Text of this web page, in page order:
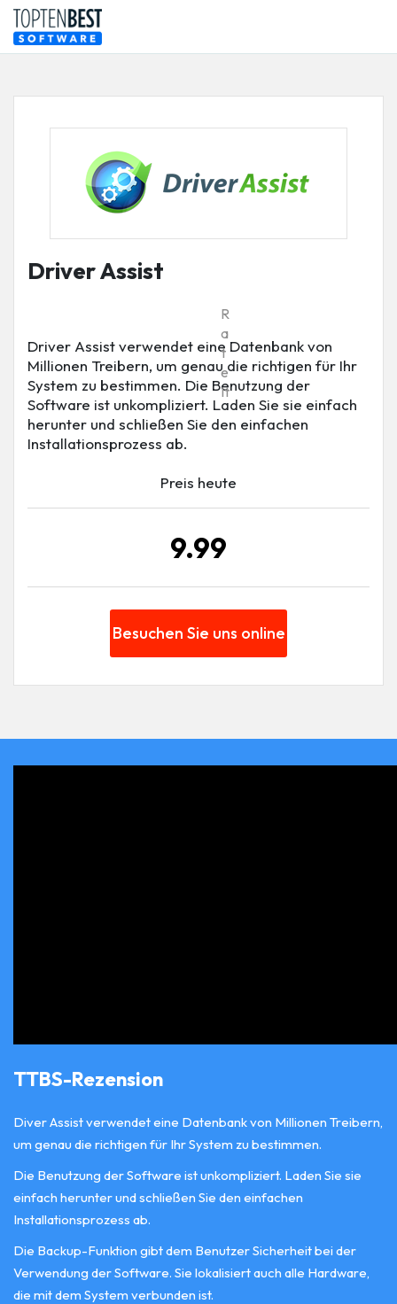
Driver Assist
R
a
t
e
It
Driver Assist verwendet eine Datenbank von
Millionen Treibern, um genau die richtigen für Ihr
System zu bestimmen. Die Benutzung der
Software ist unkompliziert. Laden Sie sie einfach
herunter und schließen Sie den einfachen
Installationsprozess ab.
Preis heute
9.99
Besuchen Sie uns online
TTBS-Rezension
Diver Assist verwendet eine Datenbank von Millionen Treibern,
um genau die richtigen für Ihr System zu bestimmen.
Die Benutzung der Software ist unkompliziert. Laden Sie sie
einfach herunter und schließen Sie den einfachen
Installationsprozess ab.
Die Backup-Funktion gibt dem Benutzer Sicherheit bei der
Verwendung der Software. Sie lokalisiert auch alle Hardware,
die mit dem System verbunden ist.